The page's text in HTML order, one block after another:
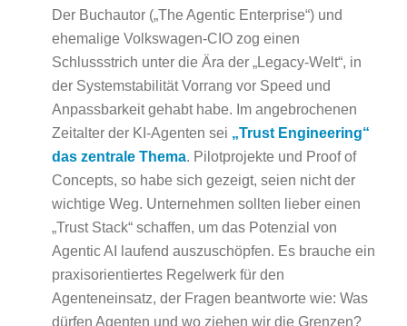
Der Buchautor („The Agentic Enterprise“) und
ehemalige Volkswagen-CIO zog einen
Schlussstrich unter die Ära der „Legacy-Welt“, in
der Systemstabilität Vorrang vor Speed und
Anpassbarkeit gehabt habe. Im angebrochenen
Zeitalter der KI-Agenten sei „Trust Engineering“
das zentrale Thema. Pilotprojekte und Proof of
Concepts, so habe sich gezeigt, seien nicht der
wichtige Weg. Unternehmen sollten lieber einen
„Trust Stack“ schaffen, um das Potenzial von
Agentic AI laufend auszuschöpfen. Es brauche ein
praxisorientiertes Regelwerk für den
Agenteneinsatz, der Fragen beantworte wie: Was
dürfen Agenten und wo ziehen wir die Grenzen?